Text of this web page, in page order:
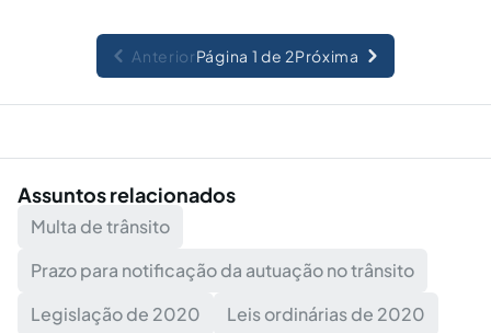
AnteriorPágina 1 de 2Próxima
Assuntos relacionados
Multa de trânsito
Prazo para notificação da autuação no trânsito
Legislação de 2020
Leis ordinárias de 2020